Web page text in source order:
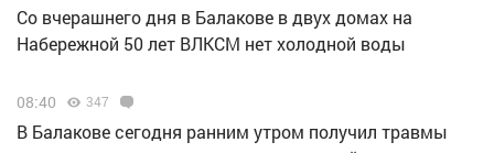
Со вчерашнего дня в Балакове в двух домах на
Набережной 50 лет ВЛКСМ нет холодной воды
08:40 347
В Балакове сегодня ранним утром получил травмы